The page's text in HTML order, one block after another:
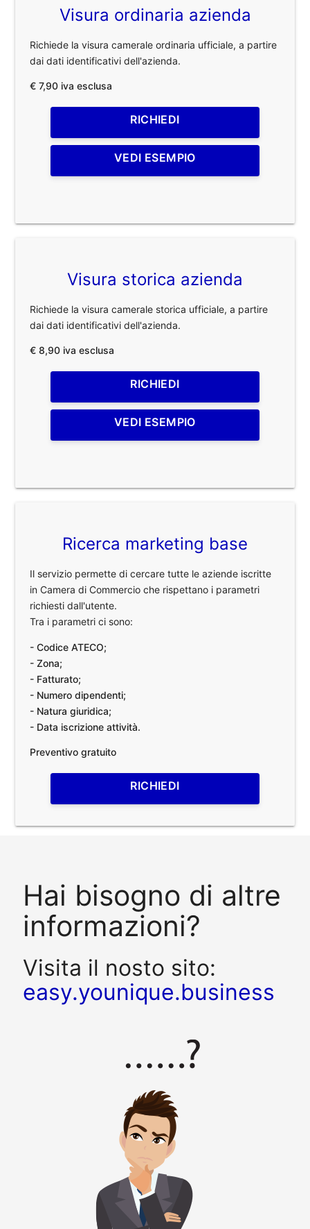
Visura ordinaria azienda
Richiede la visura camerale ordinaria ufficiale, a partire
dai dati identificativi dell'azienda.
€ 7,90 iva esclusa
RICHIEDI
VEDI ESEMPIO
Visura storica azienda
Richiede la visura camerale storica ufficiale, a partire
dai dati identificativi dell'azienda.
€ 8,90 iva esclusa
RICHIEDI
VEDI ESEMPIO
Ricerca marketing base
Il servizio permette di cercare tutte le aziende iscritte
in Camera di Commercio che rispettano i parametri
richiesti dall'utente.
Tra i parametri ci sono:
- Codice ATECO;
- Zona;
- Fatturato;
- Numero dipendenti;
- Natura giuridica;
- Data iscrizione attività.
Preventivo gratuito
RICHIEDI
Hai bisogno di altre
informazioni?
Visita il nosto sito:
easy.younique.business